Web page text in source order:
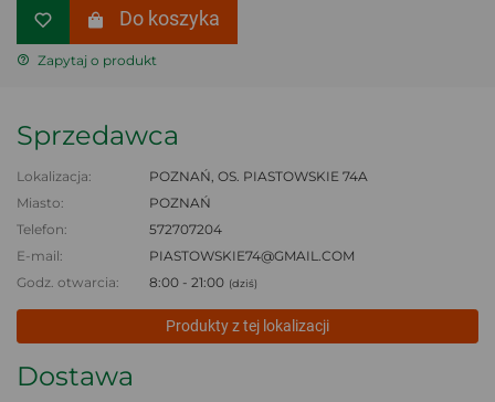
Do koszyka
Zapytaj o produkt
Sprzedawca
Lokalizacja:
POZNAŃ, OS. PIASTOWSKIE 74A
Miasto:
POZNAŃ
Telefon:
572707204
E-mail:
PIASTOWSKIE74@GMAIL.COM
Godz. otwarcia:
8:00 - 21:00 (dziś)
Produkty z tej lokalizacji
Dostawa